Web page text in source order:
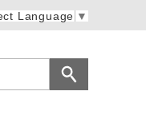
Language ▼